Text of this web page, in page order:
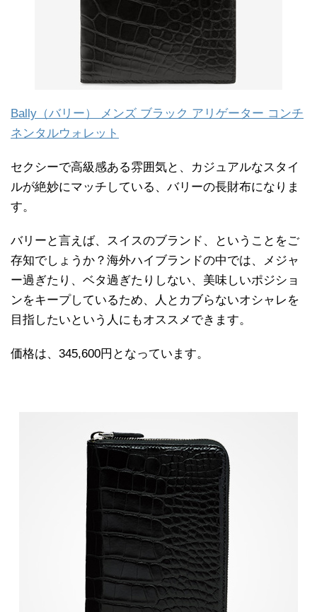
Bally（バリー） メンズ ブラック アリゲーター コンチ
ネンタルウォレット
セクシーで高級感ある雰囲気と、カジュアルなスタイ
ルが絶妙にマッチしている、バリーの長財布になりま
す。
バリーと言えば、スイスのブランド、ということをご
存知でしょうか？海外ハイブランドの中では、メジャ
ー過ぎたり、ベタ過ぎたりしない、美味しいポジショ
ンをキープしているため、人とカブらないオシャレを
目指したいという人にもオススメできます。
価格は、345,600円となっています。